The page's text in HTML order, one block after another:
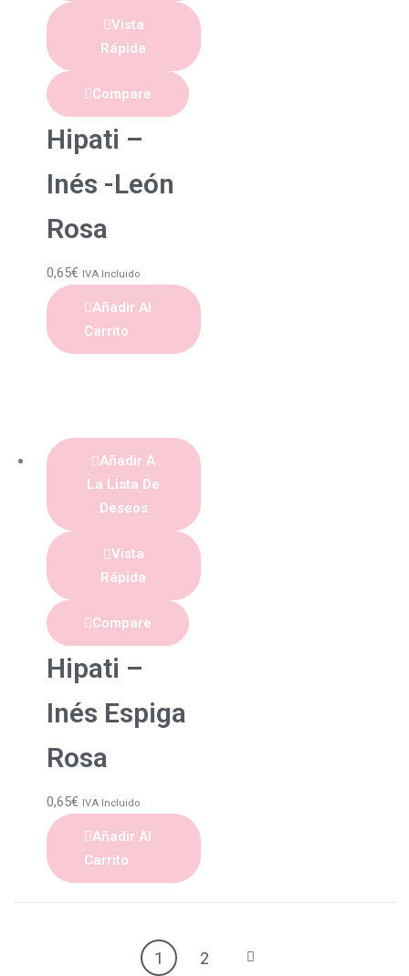
Vista
Rápida
Compare
Hipati –
Inés -León
Rosa
0,65€ IVA Incluido
Añadir Al
Carrito
Añadir A
La Lista De
Deseos
Vista
Rápida
Compare
Hipati –
Inés Espiga
Rosa
0,65€ IVA Incluido
Añadir Al
Carrito
1 2